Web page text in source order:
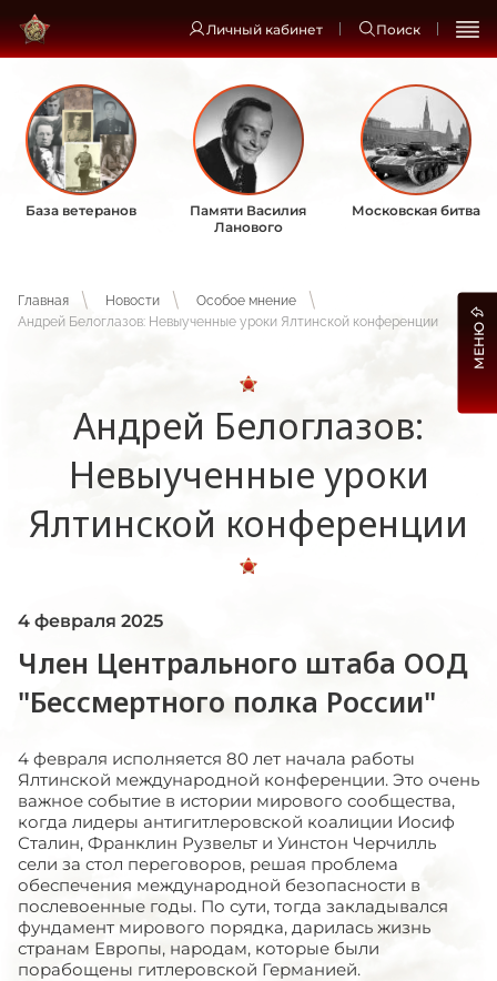
Личный кабинет Поиск
База ветеранов
Памяти Василия
Ланового
Московская битва
Главная Новости
Особое мнение
Андрей Белоглазов: Невыученные уроки Ялтинской конференции
Андрей Белоглазов:
Невыученные уроки
Ялтинской конференции
4 февраля 2025
Член Центрального штаба ООД
"Бессмертного полка России"
4 февраля исполняется 80 лет начала работы
Ялтинской международной конференции. Это очень
важное событие в истории мирового сообщества,
когда лидеры антигитлеровской коалиции Иосиф
Сталин, Франклин Рузвельт и Уинстон Черчилль
сели за стол переговоров, решая проблема
обеспечения международной безопасности в
послевоенные годы. По сути, тогда закладывался
фундамент мирового порядка, дарилась жизнь
странам Европы, народам, которые были
порабощены гитлеровской Германией.
МЕНЮ